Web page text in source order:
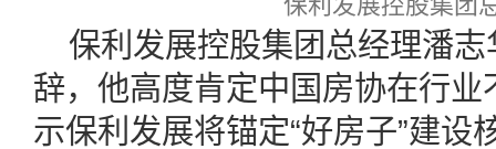
保利发展控股集团总经理潘
辞，他高度肯定中国房协在行
示保利发展将锚定“好房子”建设